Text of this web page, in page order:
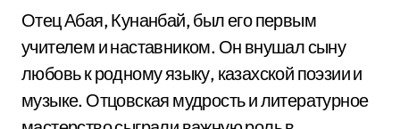
Отец Абая, Кунанбай, был его первым
учителем и наставником. Он внушал сыну
любовь к родному языку, казахской поэзии и
музыке. Отцовская мудрость и литературное